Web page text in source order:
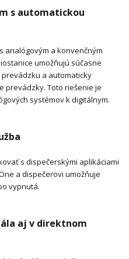
s automatickou
analógovým a konvenčným
umožňujú súčasne
a automaticky
prevádzky. Toto riešenie je
systémov k digitálnym.
s dispečerskými aplikáciami
a dispečerovi umožňuje
vypnutá.
aj v direktnom